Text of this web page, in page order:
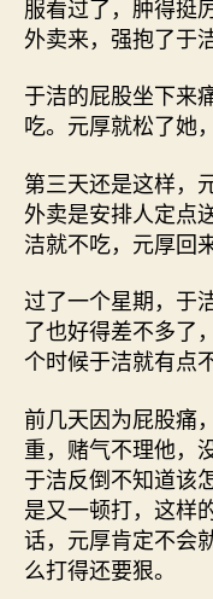
服看过了，肿得挺
外卖来，强抱了于
于洁的屁股坐下来
吃。元厚就松了她
第三天还是这样，
外卖是安排人定点
洁就不吃，元厚回
过了一个星期，于
了也好得差不多了
个时候于洁就有点
前几天因为屁股痛
重，赌气不理他，
于洁反倒不知道该
是又一顿打，这样
话，元厚肯定不会
么打得还要狠。